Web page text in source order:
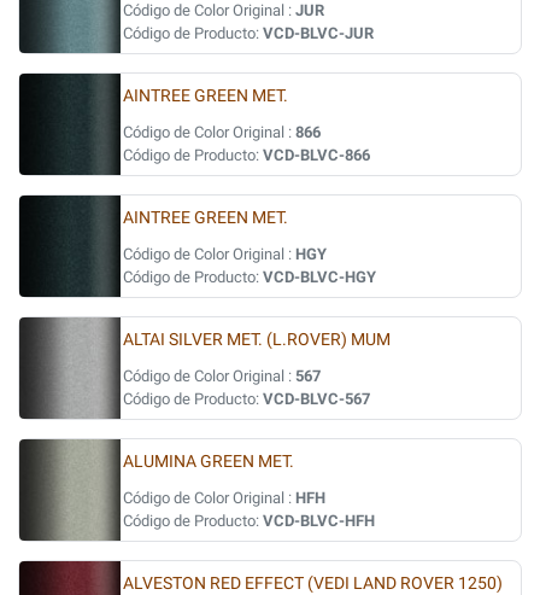
Código de Color Original : JUR
Código de Producto: VCD-BLVC-JUR
AINTREE GREEN MET.
Código de Color Original : 866
Código de Producto: VCD-BLVC-866
AINTREE GREEN MET.
Código de Color Original : HGY
Código de Producto: VCD-BLVC-HGY
ALTAI SILVER MET. (L.ROVER) MUM
Código de Color Original : 567
Código de Producto: VCD-BLVC-567
ALUMINA GREEN MET.
Código de Color Original : HFH
Código de Producto: VCD-BLVC-HFH
ALVESTON RED EFFECT (VEDI LAND ROVER 1250)